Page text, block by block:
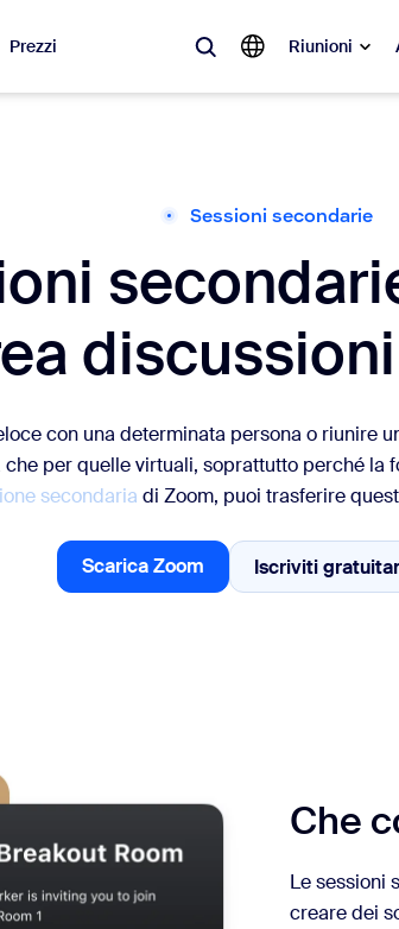
Prezzi Riunioni
Center
Sessioni secondarie
con una determinata persona o riunire
per quelle virtuali, soprattutto perché
secondaria di Zoom, puoi trasferire
Scarica Zoom
Scarica Zoom
Iscriviti
Che
Le sessioni
creare dei